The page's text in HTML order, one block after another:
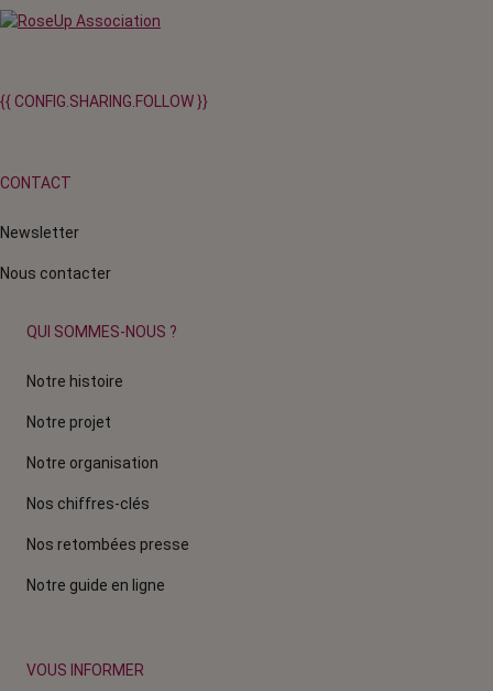
{{ CONFIG.SHARING.FOLLOW }}
CONTACT
Newsletter
Nous contacter
QUI SOMMES-NOUS ?
Notre histoire
Notre projet
Notre organisation
Nos chiffres-clés
Nos retombées presse
Notre guide en ligne
VOUS INFORMER